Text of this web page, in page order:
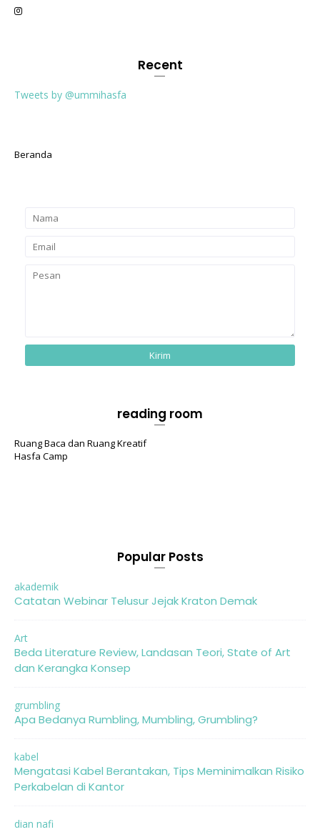
Recent
Tweets by @ummihasfa
Beranda
reading room
Ruang Baca dan Ruang Kreatif
Hasfa Camp
Popular Posts
akademik
Catatan Webinar Telusur Jejak Kraton Demak
Art
Beda Literature Review, Landasan Teori, State of Art
dan Kerangka Konsep
grumbling
Apa Bedanya Rumbling, Mumbling, Grumbling?
kabel
Mengatasi Kabel Berantakan, Tips Meminimalkan Risiko
Perkabelan di Kantor
dian nafi